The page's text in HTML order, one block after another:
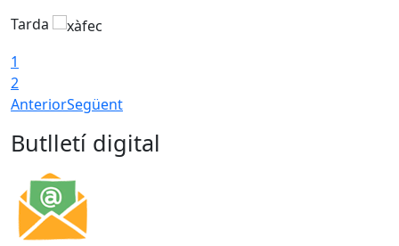
Tarda
1
2
AnteriorSegüent
Butlletí digital